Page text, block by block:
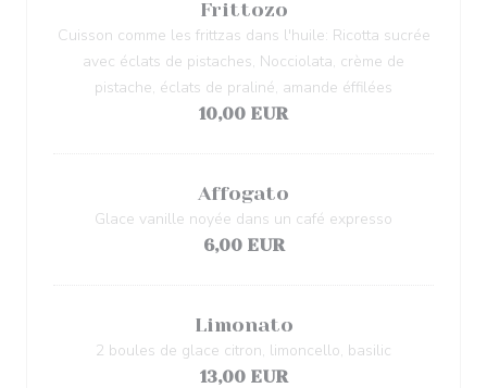
Frittozo
Cuisson comme les frittzas dans l'huile: Ricotta sucrée
avec éclats de pistaches, Nocciolata, crème de
pistache, éclats de praliné, amande éffilées
10,00 EUR
Affogato
Glace vanille noyée dans un café expresso
6,00 EUR
Limonato
2 boules de glace citron, limoncello, basilic
13,00 EUR